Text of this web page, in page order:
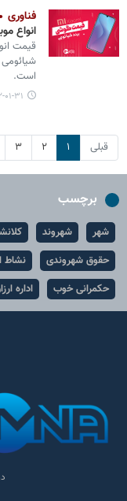
فناوری
انواع
قیمت
است.
۱۴۰۲-۰۱-
قبلی ۱ ۲ ۳
برچسب
شهر شهروند
حقوق شهروندی
نشاط
حکمرانی خوب
اداره